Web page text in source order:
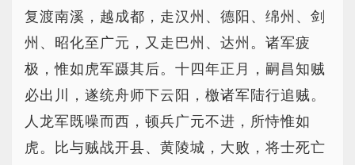
复渡南溪，越成都，走汉州、德阳、绵州、剑
州、昭化至广元，又走巴州、达州。诸军疲
极，惟如虎军蹑其后。十四年正月，嗣昌知贼
必出川，遂统舟师下云阳，檄诸军陆行追贼。
人龙军既噪而西，顿兵广元不进，所恃惟如
虎。比与贼战开县、黄陵城，大败，将士死亡